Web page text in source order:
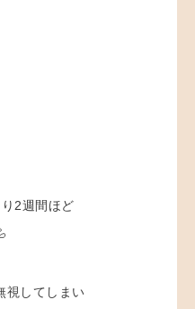
2週間ほど
視してしまい